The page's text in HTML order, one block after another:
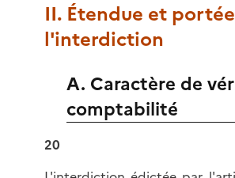
II. Étendue et
l'interdiction
A. Caractère de
comptabilité
20